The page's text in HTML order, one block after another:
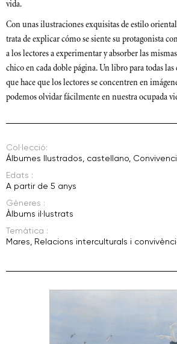
vida.
Con unas ilustraciones exquisitas de estilo
trata de explicar cómo se siente su protagonista
a los lectores a experimentar y absorber las
chico en cada doble página. Un libro para todas
que hace que los lectores se concentren en
podemos olvidar fácilmente en nuestra ocupada
Col·lecció:
Álbumes Ilustrados castellano
Edats :
A partir de 5 anys
Gèneres :
Àlbums il·lustrats
Temàtica :
Mares Relacions interculturals i